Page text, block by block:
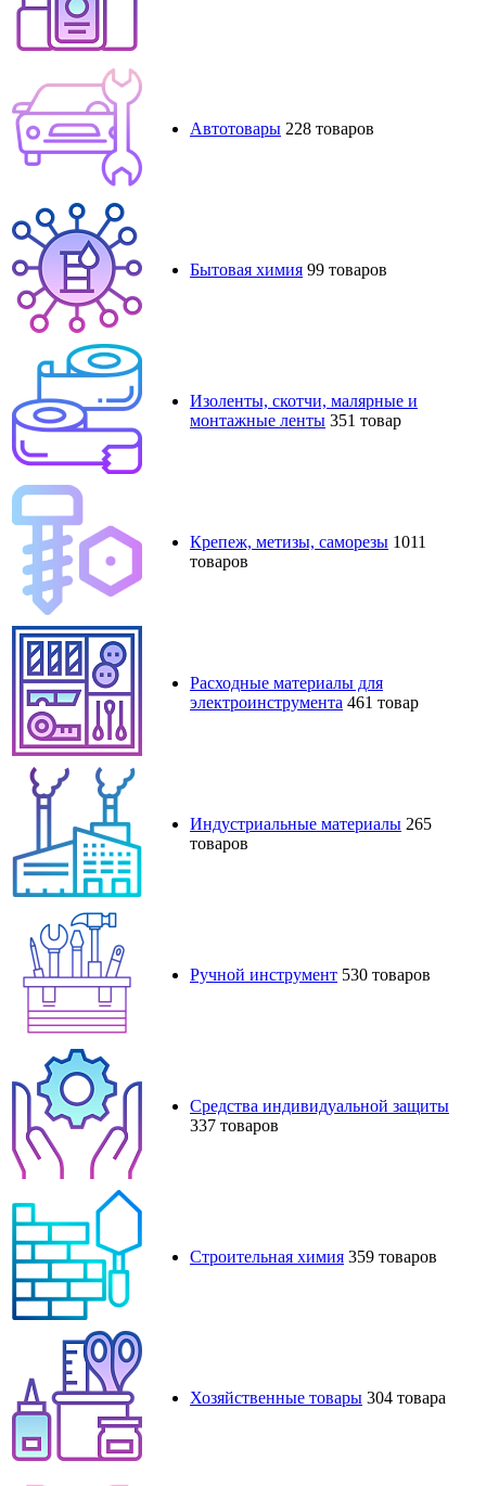
Автотовары 228 товаров
Бытовая химия 99 товаров
Изоленты, скотчи, малярные и
монтажные ленты 351 товар
Крепеж, метизы, саморезы 1011
товаров
Расходные материалы для
электроинструмента 461 товар
Индустриальные материалы 265
товаров
Ручной инструмент 530 товаров
Средства индивидуальной защиты
337 товаров
Строительная химия 359 товаров
Хозяйственные товары 304 товара